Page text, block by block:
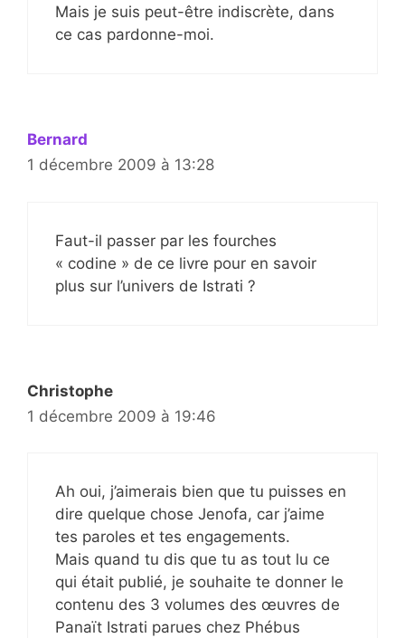
Mais je suis peut-être indiscrète, dans
ce cas pardonne-moi.
Bernard
1 décembre 2009 à 13:28
Faut-il passer par les fourches
« codine » de ce livre pour en savoir
plus sur l’univers de Istrati ?
Christophe
1 décembre 2009 à 19:46
Ah oui, j’aimerais bien que tu puisses en
dire quelque chose Jenofa, car j’aime
tes paroles et tes engagements.
Mais quand tu dis que tu as tout lu ce
qui était publié, je souhaite te donner le
contenu des 3 volumes des œuvres de
Panaït Istrati parues chez Phébus